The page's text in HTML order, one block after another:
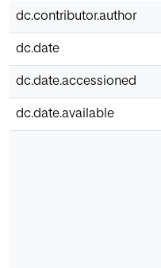
dc.contributor.author
dc.date
dc.date.accessioned
dc.date.available